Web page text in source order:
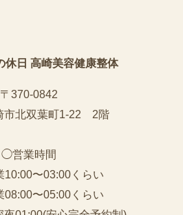
休日 高崎美容健康整体
〒370-0842
市北双葉町1-22 2階
◯営業時間
10:00〜03:00くらい
08:00〜05:00くらい